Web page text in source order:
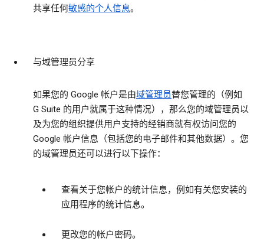
共享任何敏感的个人信息。
与域管理员分享
如果您的 Google 帐户是由域管理员替您管理的（例如
G Suite 的用户就属于这种情况），那么您的域管理员以
及为您的组织提供用户支持的经销商就有权访问您的
Google 帐户信息（包括您的电子邮件和其他数据）。您
的域管理员还可以进行以下操作：
查看关于您帐户的统计信息，例如有关您安装的
应用程序的统计信息。
更改您的帐户密码。